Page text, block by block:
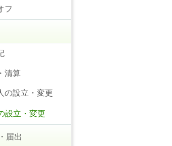
フ
清算
の設立・変更
設立・変更
届出